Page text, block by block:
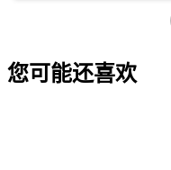
您可能还喜欢